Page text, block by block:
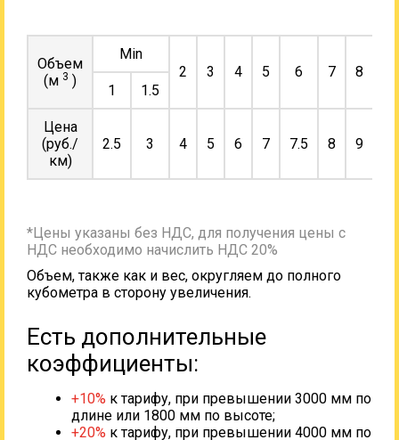
Объем
(м 3 )
Min
2
3 4 5 6 7 8
1
1.5
Цена
(руб./
км)
2.5 3 4 5 6 7 7.5 8 9
*Цены указаны без НДС, для получения цены с
НДС необходимо начислить НДС 20%
Объем, также как и вес, округляем до полного
кубометра в сторону увеличения.
Есть дополнительные
коэффициенты:
+10% к тарифу, при превышении 3000 мм по
длине или 1800 мм по высоте;
+20% к тарифу, при превышении 4000 мм по